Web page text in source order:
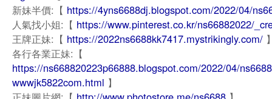
新妹半價:【 https://4yns6688dj.blogspot.com/2022/04/
人氣找小姐:【 https://www.pinterest.co.kr/ns66882022/
王牌正妹:【 https://2022ns6688kk7417.mystrikingly.com/
各行各業正妹:【
https://ns668820223p66888.blogspot.com/2022/04/
wwwjk5822com.html 】